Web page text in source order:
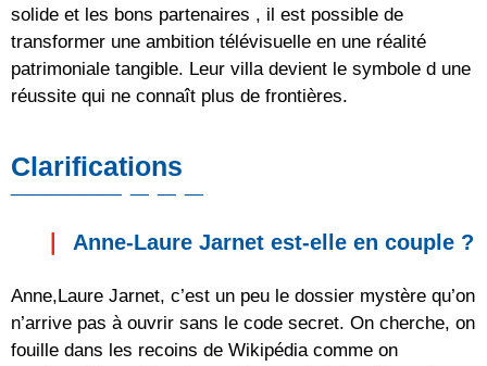
solide et les bons partenaires , il est possible de
transformer une ambition télévisuelle en une réalité
patrimoniale tangible. Leur villa devient le symbole d une
réussite qui ne connaît plus de frontières.
Clarifications
Anne-Laure Jarnet est-elle en couple ?
Anne,Laure Jarnet, c’est un peu le dossier mystère qu’on
n’arrive pas à ouvrir sans le code secret. On cherche, on
fouille dans les recoins de Wikipédia comme on